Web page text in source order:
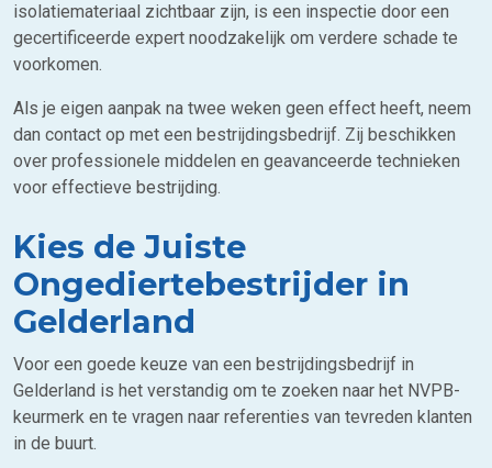
isolatiemateriaal zichtbaar zijn, is een inspectie door een
gecertificeerde expert noodzakelijk om verdere schade te
voorkomen.
Als je eigen aanpak na twee weken geen effect heeft, neem
dan contact op met een bestrijdingsbedrijf. Zij beschikken
over professionele middelen en geavanceerde technieken
voor effectieve bestrijding.
Kies de Juiste
Ongediertebestrijder in
Gelderland
Voor een goede keuze van een bestrijdingsbedrijf in
Gelderland is het verstandig om te zoeken naar het NVPB-
keurmerk en te vragen naar referenties van tevreden klanten
in de buurt.